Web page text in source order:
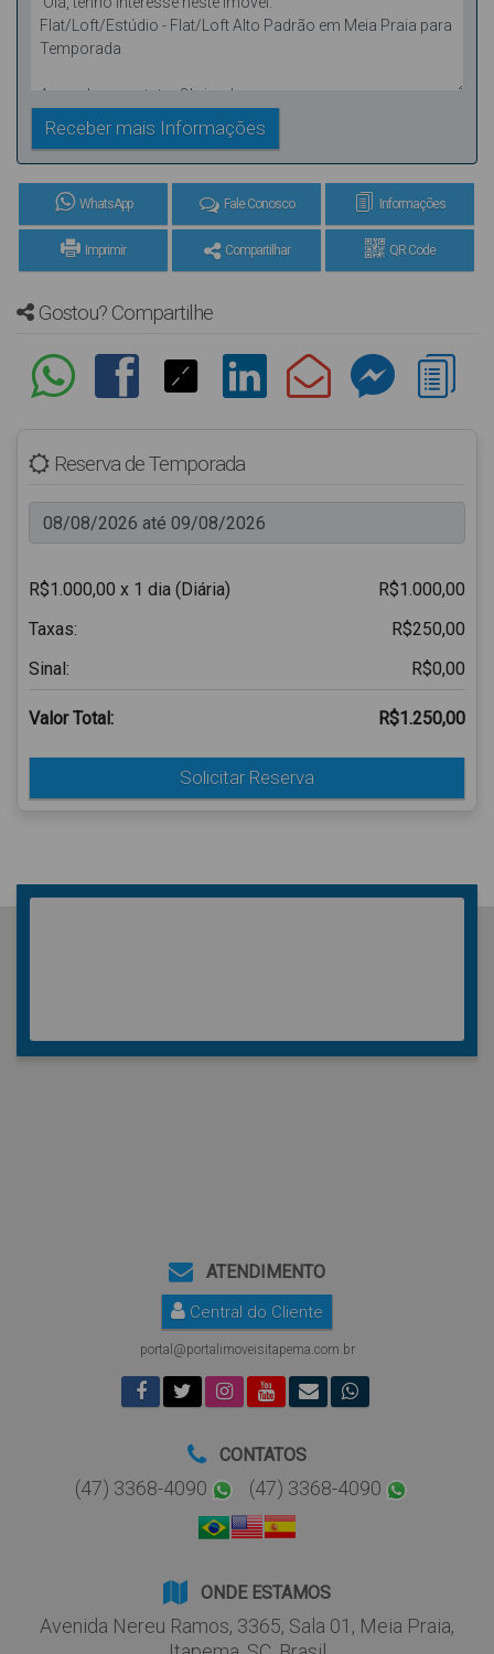
WhatsApp Fale Conosco Informações
Imprimir Compartilhar QR Code
Gostou? Compartilhe
Reserva de Temporada
R$1.000,00 x 1 dia (Diária)
R$1.000,00
Taxas:
R$250,00
Sinal:
R$0,00
Valor Total: R$1.250,00
Solicitar Reserva
ATENDIMENTO
Central do Cliente
portal@portalimoveisitapema.com.br
CONTATOS
(47) 3368-4090 (47) 3368-4090
ONDE ESTAMOS
Avenida Nereu Ramos, 3365, Sala 01 , Meia Praia,